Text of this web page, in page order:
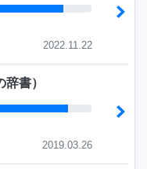
2022.11.22
辞書）
2019.03.26